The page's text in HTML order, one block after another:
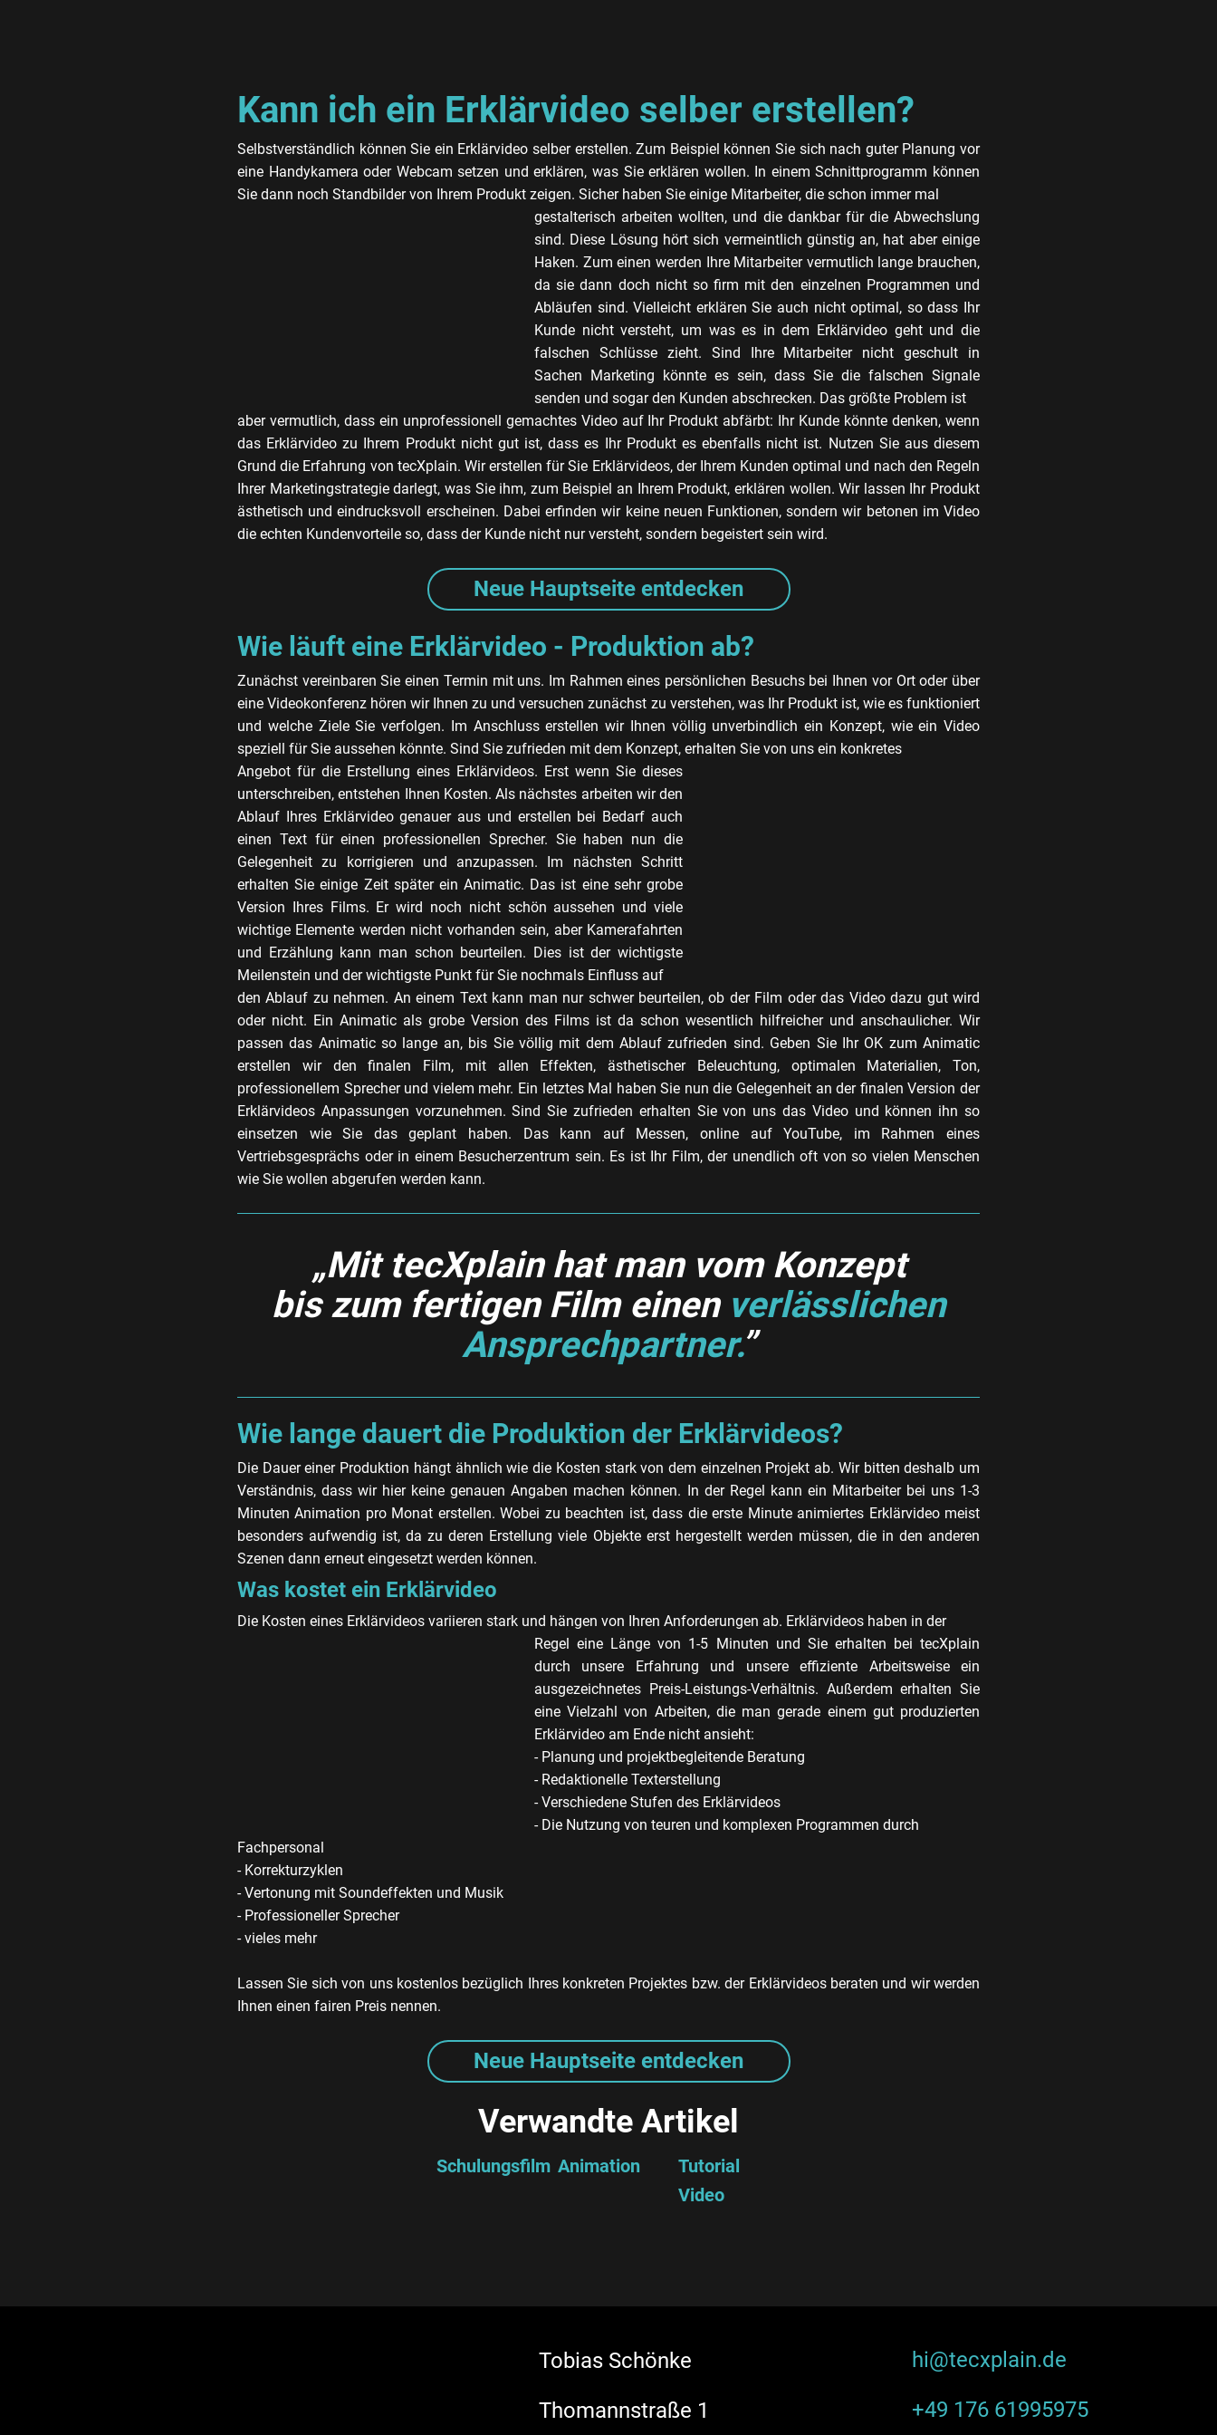
Kann ich ein Erklärvideo selber erstellen?
Selbstverständlich können Sie ein Erklärvideo selber erstellen. Zum Beispiel können Sie sich nach guter Planung vor
eine Handykamera oder Webcam setzen und erklären, was Sie erklären wollen. In einem Schnittprogramm können
Sie dann noch Standbilder von Ihrem Produkt zeigen. Sicher haben Sie einige Mitarbeiter, die schon immer mal
gestalterisch arbeiten wollten, und die dankbar für die Abwechslung
sind. Diese Lösung hört sich vermeintlich günstig an, hat aber einige
Haken. Zum einen werden Ihre Mitarbeiter vermutlich lange brauchen,
da sie dann doch nicht so firm mit den einzelnen Programmen und
Abläufen sind. Vielleicht erklären Sie auch nicht optimal, so dass Ihr
Kunde nicht versteht, um was es in dem Erklärvideo geht und die
falschen Schlüsse zieht. Sind Ihre Mitarbeiter nicht geschult in
Sachen Marketing könnte es sein, dass Sie die falschen Signale
senden und sogar den Kunden abschrecken. Das größte Problem ist
aber vermutlich, dass ein unprofessionell gemachtes Video auf Ihr Produkt abfärbt: Ihr Kunde könnte denken, wenn
das Erklärvideo zu Ihrem Produkt nicht gut ist, dass es Ihr Produkt es ebenfalls nicht ist. Nutzen Sie aus diesem
Grund die Erfahrung von tecXplain. Wir erstellen für Sie Erklärvideos, der Ihrem Kunden optimal und nach den Regeln
Ihrer Marketingstrategie darlegt, was Sie ihm, zum Beispiel an Ihrem Produkt, erklären wollen. Wir lassen Ihr Produkt
ästhetisch und eindrucksvoll erscheinen. Dabei erfinden wir keine neuen Funktionen, sondern wir betonen im Video
die echten Kundenvorteile so, dass der Kunde nicht nur versteht, sondern begeistert sein wird.
Neue Hauptseite entdecken
Wie läuft eine Erklärvideo - Produktion ab?
Zunächst vereinbaren Sie einen Termin mit uns. Im Rahmen eines persönlichen Besuchs bei Ihnen vor Ort oder über
eine Videokonferenz hören wir Ihnen zu und versuchen zunächst zu verstehen, was Ihr Produkt ist, wie es funktioniert
und welche Ziele Sie verfolgen. Im Anschluss erstellen wir Ihnen völlig unverbindlich ein Konzept, wie ein Video
speziell für Sie aussehen könnte. Sind Sie zufrieden mit dem Konzept, erhalten Sie von uns ein konkretes
Angebot für die Erstellung eines Erklärvideos. Erst wenn Sie dieses
unterschreiben, entstehen Ihnen Kosten. Als nächstes arbeiten wir den
Ablauf Ihres Erklärvideo genauer aus und erstellen bei Bedarf auch
einen Text für einen professionellen Sprecher. Sie haben nun die
Gelegenheit zu korrigieren und anzupassen. Im nächsten Schritt
erhalten Sie einige Zeit später ein Animatic. Das ist eine sehr grobe
Version Ihres Films. Er wird noch nicht schön aussehen und viele
wichtige Elemente werden nicht vorhanden sein, aber Kamerafahrten
und Erzählung kann man schon beurteilen. Dies ist der wichtigste
Meilenstein und der wichtigste Punkt für Sie nochmals Einfluss auf
den Ablauf zu nehmen. An einem Text kann man nur schwer beurteilen, ob der Film oder das Video dazu gut wird
oder nicht. Ein Animatic als grobe Version des Films ist da schon wesentlich hilfreicher und anschaulicher. Wir
passen das Animatic so lange an, bis Sie völlig mit dem Ablauf zufrieden sind. Geben Sie Ihr OK zum Animatic
erstellen wir den finalen Film, mit allen Effekten, ästhetischer Beleuchtung, optimalen Materialien, Ton,
professionellem Sprecher und vielem mehr. Ein letztes Mal haben Sie nun die Gelegenheit an der finalen Version der
Erklärvideos Anpassungen vorzunehmen. Sind Sie zufrieden erhalten Sie von uns das Video und können ihn so
einsetzen wie Sie das geplant haben. Das kann auf Messen, online auf YouTube, im Rahmen eines
Vertriebsgesprächs oder in einem Besucherzentrum sein. Es ist Ihr Film, der unendlich oft von so vielen Menschen
wie Sie wollen abgerufen werden kann.
„Mit tecXplain hat man vom Konzept
bis zum fertigen Film einen verlässlichen
Ansprechpartner.”
Wie lange dauert die Produktion der Erklärvideos?
Die Dauer einer Produktion hängt ähnlich wie die Kosten stark von dem einzelnen Projekt ab. Wir bitten deshalb um
Verständnis, dass wir hier keine genauen Angaben machen können. In der Regel kann ein Mitarbeiter bei uns 1-3
Minuten Animation pro Monat erstellen. Wobei zu beachten ist, dass die erste Minute animiertes Erklärvideo meist
besonders aufwendig ist, da zu deren Erstellung viele Objekte erst hergestellt werden müssen, die in den anderen
Szenen dann erneut eingesetzt werden können.
Was kostet ein Erklärvideo
Die Kosten eines Erklärvideos variieren stark und hängen von Ihren Anforderungen ab. Erklärvideos haben in der
Regel eine Länge von 1-5 Minuten und Sie erhalten bei tecXplain
durch unsere Erfahrung und unsere effiziente Arbeitsweise ein
ausgezeichnetes Preis-Leistungs-Verhältnis. Außerdem erhalten Sie
eine Vielzahl von Arbeiten, die man gerade einem gut produzierten
Erklärvideo am Ende nicht ansieht:
- Planung und projektbegleitende Beratung
- Redaktionelle Texterstellung
- Verschiedene Stufen des Erklärvideos
- Die Nutzung von teuren und komplexen Programmen durch
Fachpersonal
- Korrekturzyklen
- Vertonung mit Soundeffekten und Musik
- Professioneller Sprecher
- vieles mehr
Lassen Sie sich von uns kostenlos bezüglich Ihres konkreten Projektes bzw. der Erklärvideos beraten und wir werden
Ihnen einen fairen Preis nennen.
Neue Hauptseite entdecken
Verwandte Artikel
Schulungsfilm Animation
Tutorial
Video
Tobias Schönke
Thomannstraße 1
hi@tecxplain.de
+49 176 61995975